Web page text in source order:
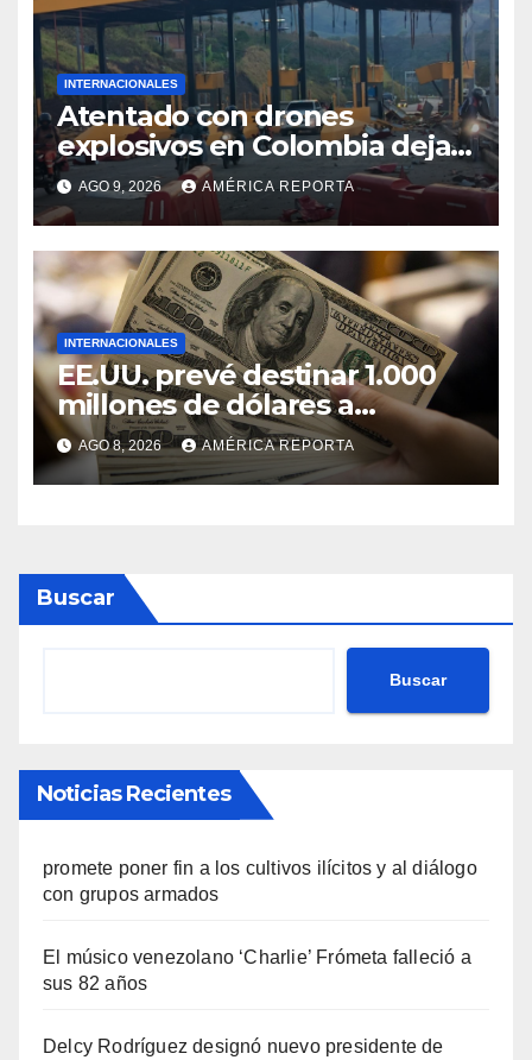
INTERNACIONALES
Atentado con drones
explosivos en Colombia deja
un policía muerto
AGO 9, 2026 AMÉRICA REPORTA
INTERNACIONALES
EE.UU. prevé destinar 1.000
millones de dólares a
Colombia para un paquete de
seguridad
AGO 8, 2026 AMÉRICA REPORTA
Buscar
Buscar
Noticias Recientes
promete poner fin a los cultivos ilícitos y al diálogo
con grupos armados
El músico venezolano ‘Charlie’ Frómeta falleció a
sus 82 años
Delcy Rodríguez designó nuevo presidente de